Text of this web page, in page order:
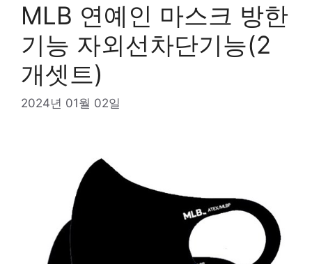
MLB 연예인 마스크 방한
기능 자외선차단기능(2
개셋트)
2024년 01월 02일